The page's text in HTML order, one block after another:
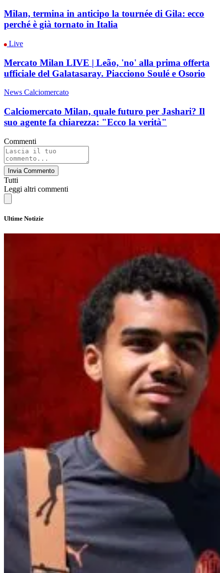
Milan, termina in anticipo la tournée di Gila: ecco
perché è già tornato in Italia
Live
Mercato Milan LIVE | Leão, 'no' alla prima offerta
ufficiale del Galatasaray. Piacciono Soulé e Osorio
News Calciomercato
Calciomercato Milan, quale futuro per Jashari? Il
suo agente fa chiarezza: "Ecco la verità"
Commenti
Invia Commento
Tutti
Leggi altri commenti
Ultime Notizie